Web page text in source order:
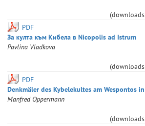
(downloads
PDF
За култа към Кибела в Nicopolis ad Istrum
Pavlina Vladkova
(downloads
PDF
Denkmäler des Kybelekultes am Wespontos
Manfred Oppermann
(downloads